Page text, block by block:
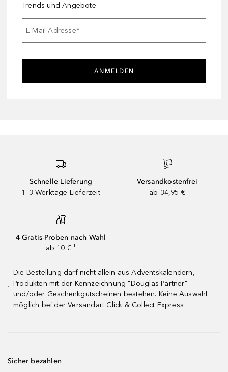
Trends und Angebote.
E-Mail-Adresse*
ANMELDEN
Schnelle Lieferung
1–3 Werktage Lieferzeit
Versandkostenfrei
ab 34,95 €
4 Gratis-Proben nach Wahl
ab 10 € ¹
¹
Die Bestellung darf nicht allein aus Adventskalendern,
Produkten mit der Kennzeichnung "Douglas Partner"
und/oder Geschenkgutscheinen bestehen. Keine Auswahl
möglich bei der Versandart Click & Collect Express
Sicher bezahlen